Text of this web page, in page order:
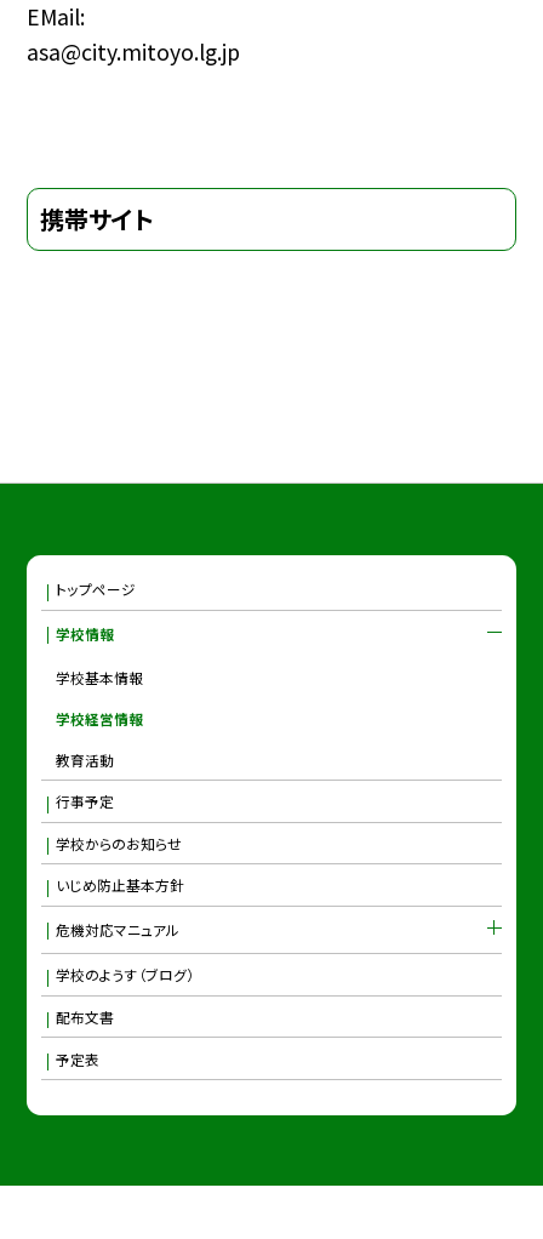
EMail:
asa@city.mitoyo.lg.jp
携帯サイト
トップページ
学校情報
学校基本情報
学校経営情報
教育活動
行事予定
学校からのお知らせ
いじめ防止基本方針
危機対応マニュアル
学校のようす（ブログ）
配布文書
予定表